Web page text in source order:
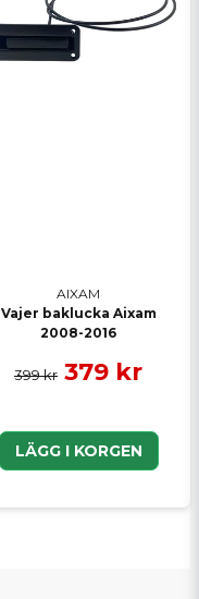
AIXAM
Vajer baklucka Aixam
2008-2016
399 kr 379 kr
LÄGG I KORGEN